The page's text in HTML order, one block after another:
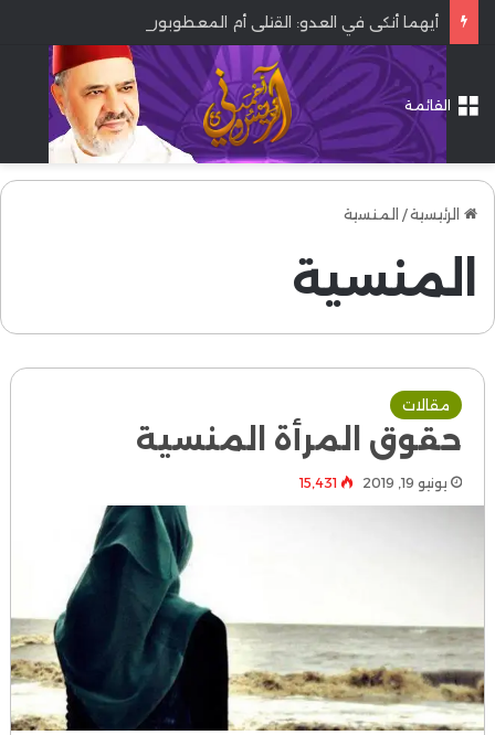
أيهما أنكى في العدو: القتلى أم المعطوبون؟
القائمة
الرئيسية/ المنسية
المنسية
مقالات
حقوق المرأة المنسية
يونيو 19, 2019 15٬431